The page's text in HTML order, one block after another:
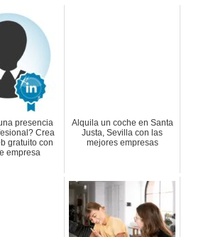
presencia
Crea
gratuito con
empresa
Alquila un coche en Santa
Justa, Sevilla con las
mejores empresas